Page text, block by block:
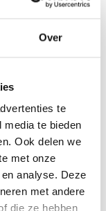
Over
te
te bieden
Ook delen we
met onze
analyse. Deze
met andere
die ze hebben
775,00